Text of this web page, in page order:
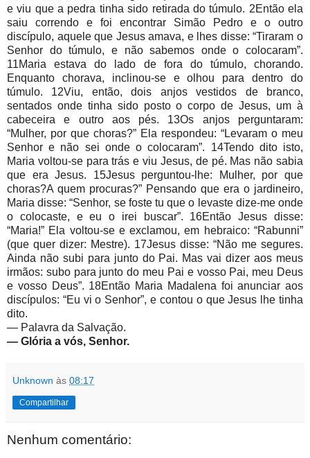
e viu que a pedra tinha sido retirada do túmulo. 2Então ela
saiu correndo e foi encontrar Simão Pedro e o outro
discípulo, aquele que Jesus amava, e lhes disse: “Tiraram o
Senhor do túmulo, e não sabemos onde o colocaram”.
11Maria estava do lado de fora do túmulo, chorando.
Enquanto chorava, inclinou-se e olhou para dentro do
túmulo. 12Viu, então, dois anjos vestidos de branco,
sentados onde tinha sido posto o corpo de Jesus, um à
cabeceira e outro aos pés. 13Os anjos perguntaram:
“Mulher, por que choras?” Ela respondeu: “Levaram o meu
Senhor e não sei onde o colocaram”. 14Tendo dito isto,
Maria voltou-se para trás e viu Jesus, de pé. Mas não sabia
que era Jesus. 15Jesus perguntou-lhe: Mulher, por que
choras?A quem procuras?” Pensando que era o jardineiro,
Maria disse: “Senhor, se foste tu que o levaste dize-me onde
o colocaste, e eu o irei buscar”. 16Então Jesus disse:
“Maria!” Ela voltou-se e exclamou, em hebraico: “Rabunni”
(que quer dizer: Mestre). 17Jesus disse: “Não me segures.
Ainda não subi para junto do Pai. Mas vai dizer aos meus
irmãos: subo para junto do meu Pai e vosso Pai, meu Deus
e vosso Deus”. 18Então Maria Madalena foi anunciar aos
discípulos: “Eu vi o Senhor”, e contou o que Jesus lhe tinha
dito.
— Palavra da Salvação.
— Glória a vós, Senhor.
Unknown às 08:17
Compartilhar
Nenhum comentário: